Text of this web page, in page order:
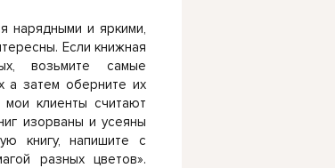
нарядными и яркими,
Если книжная
возьмите самые
а затем оберните их
клиенты считают
изорваны и усеяны
книгу, напишите с
разных цветов».